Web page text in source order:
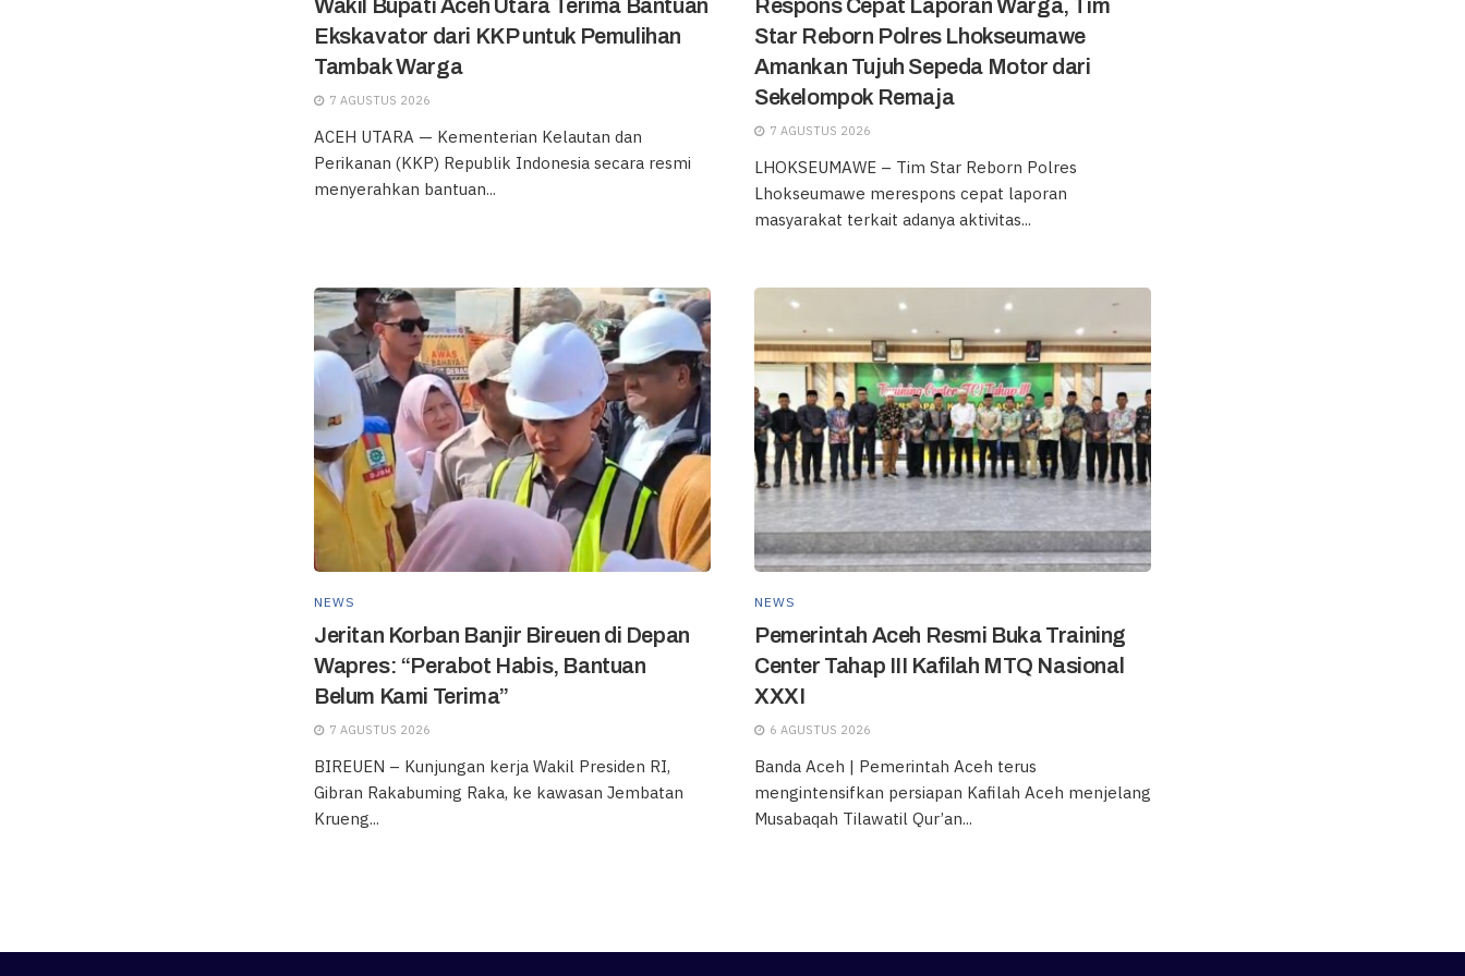
Wakil Bupati Aceh Utara Terima Bantuan
Ekskavator dari KKP untuk Pemulihan
Tambak Warga
7 AGUSTUS 2026
ACEH UTARA — Kementerian Kelautan dan
Perikanan (KKP) Republik Indonesia secara resmi
menyerahkan bantuan...
Respons Cepat Laporan Warga, Tim
Star Reborn Polres Lhokseumawe
Amankan Tujuh Sepeda Motor dari
Sekelompok Remaja
7 AGUSTUS 2026
LHOKSEUMAWE – Tim Star Reborn Polres
Lhokseumawe merespons cepat laporan
masyarakat terkait adanya aktivitas...
NEWS
Jeritan Korban Banjir Bireuen di Depan
Wapres: “Perabot Habis, Bantuan
Belum Kami Terima”
7 AGUSTUS 2026
BIREUEN – Kunjungan kerja Wakil Presiden RI,
Gibran Rakabuming Raka, ke kawasan Jembatan
Krueng...
NEWS
Pemerintah Aceh Resmi Buka Training
Center Tahap III Kafilah MTQ Nasional
XXXI
6 AGUSTUS 2026
Banda Aceh | Pemerintah Aceh terus
mengintensifkan persiapan Kafilah Aceh menjelang
Musabaqah Tilawatil Qur’an...